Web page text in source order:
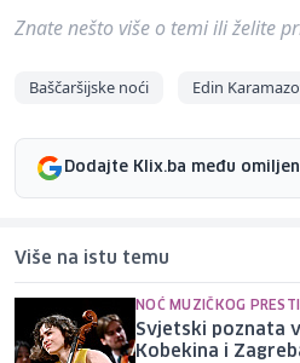
Znate nešto više o temi ili želite
Baščaršijske noći Edin
Dodajte Klix.ba među
Više na istu temu
NOĆ MUZIČKOG
Svjetski poznata
Kobekina i